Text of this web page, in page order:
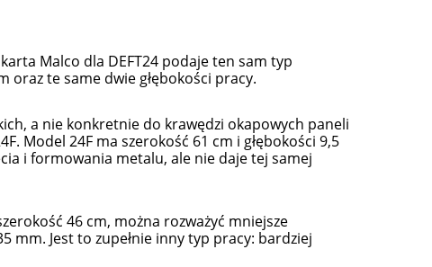
Malco dla DEFT24 podaje ten sam typ
oraz te same dwie głębokości pracy.
a nie konkretnie do krawędzi okapowych paneli
Model 24F ma szerokość 61 cm i głębokości 9,5
i formowania metalu, ale nie daje tej samej
46 cm, można rozważyć mniejsze
mm. Jest to zupełnie inny typ pracy: bardziej